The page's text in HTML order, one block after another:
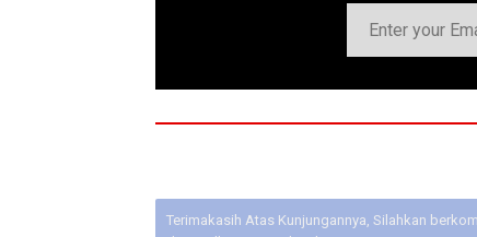
Terimakasih Atas Kunjungannya, Silahkan